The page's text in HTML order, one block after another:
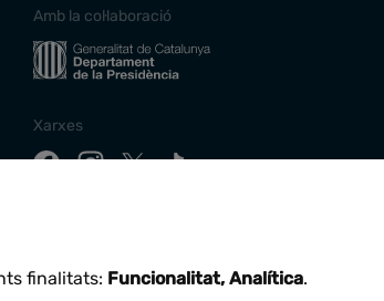
Amb la col·laboració
Xarxes
finalitats: Funcionalitat, Analítica.